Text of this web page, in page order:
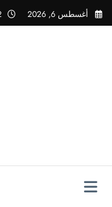
التجاوز
إلى
أغسطس 6, 2026